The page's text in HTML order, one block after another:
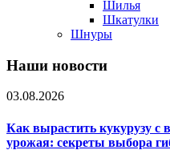
Шилья
Шкатулки
Шнуры
Наши новости
03.08.2026
Как вырастить кукурузу с
урожая: секреты выбора